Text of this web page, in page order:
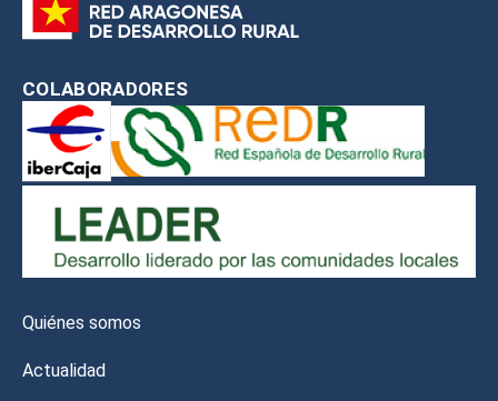
COLABORADORES
Quiénes somos
Actualidad